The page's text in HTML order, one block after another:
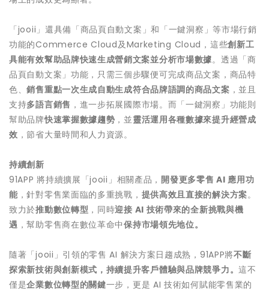
「jooii」還具備「商品頁自動文案」和「一鍵洞察」等市場行銷
功能的Commerce Cloud及Marketing Cloud，這些創新工
具能有效幫助品牌快速生成營銷文案並分析市場數據。透過「商
品頁自動文案」功能，只需三個步驟便可完成商品文案，商品特
色、銷售重點一次生成自動生成符合品牌語調的商品文案 ，並且
支持多語言銷售 ，進一步拓展國際市場。而「一鍵洞察」功能則
幫助品牌快速掌握數據趨勢 ，並靈活運用各種數據來提升經營成
效 ，節省大量時間和人力資源。
持續創新
91APP 將持續擴展「jooii」相關產品， 開發更多零售 AI 應用功
能 ，針對零售業面臨的多重挑戰， 提供高效且直接的解決方案。
致力於推動數位轉型 ，同時迎接 AI 技術帶來的全新挑戰與機
遇 ，幫助零售商在數位革命中保持市場領先地位。
隨著「jooii」引領的零售 AI 解決方案日趨成熟，91APP將不斷
探索新技術與創新模式，持續提升客戶體驗與品牌競爭力。這不
僅是企業數位轉型的關鍵一步，更是 AI 技術如何賦能零售業的